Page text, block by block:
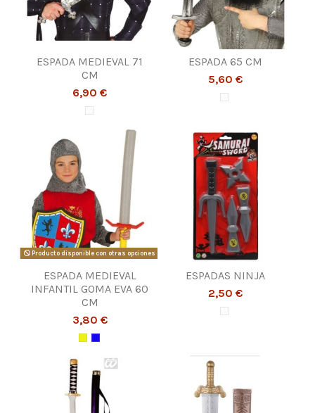
ESPADA MEDIEVAL 71
CM
6,90 €
ESPADA 65 CM
5,60 €
Producto disponible con otras opciones
ESPADA MEDIEVAL
INFANTIL GOMA EVA 60
CM
3,80 €
ESPADAS NINJA
2,50 €